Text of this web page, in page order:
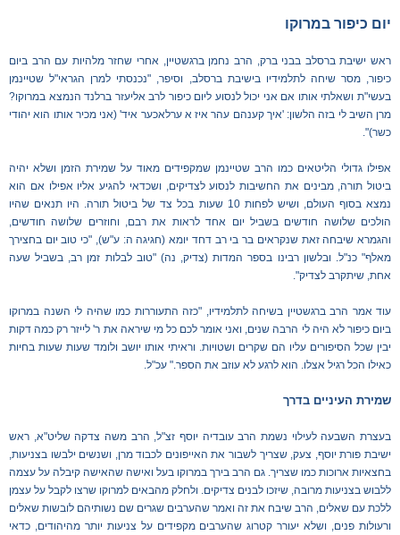
יום כיפור במרוקו
ראש ישיבת ברסלב בבני ברק, הרב נחמן ברגשטיין, אחרי שחזר מלהיות עם הרב ביום
כיפור, מסר שיחה לתלמידיו בישיבת ברסלב, וסיפר, "נכנסתי למרן הגראי"ל שטיינמן
בעשי"ת ושאלתי אותו אם אני יכול לנסוע ליום כיפור לרב אליעזר ברלנד הנמצא במרוקו?
מרן השיב לי בזה הלשון: 'איך קענהם עהר איז א ערלאכער איד' (אני מכיר אותו הוא יהודי
כשר)".
אפילו גדולי הליטאים כמו הרב שטיינמן שמקפידים מאוד על שמירת הזמן ושלא יהיה
ביטול תורה, מבינים את החשיבות לנסוע לצדיקים, ושכדאי להגיע אליו אפילו אם הוא
נמצא בסוף העולם, ושיש לפחות 10 שעות בכל צד של ביטול תורה. היו תנאים שהיו
הולכים שלושה חודשים בשביל יום אחד לראות את רבם, וחוזרים שלושה חודשים,
והגמרא שיבחה זאת שנקראים בר בי רב דחד יומא (חגיגה ה: ע"ש), "כי טוב יום בחצירך
מאלף" כנ"ל. ובלשון רבינו בספר המדות (צדיק, נה) "טוב לבלות זמן רב, בשביל שעה
אחת, שיתקרב לצדיק".
עוד אמר הרב ברגשטיין בשיחה לתלמידיו, "כזה התעוררות כמו שהיה לי השנה במרוקו
ביום כיפור לא היה לי הרבה שנים, ואני אומר לכם כל מי שיראה את ר' לייזר רק כמה דקות
יבין שכל הסיפורים עליו הם שקרים ושטויות. וראיתי אותו יושב ולומד שעות שעות בחיות
כאילו הכל רגיל אצלו. הוא לרגע לא עוזב את הספר." עכ"ל.
שמירת העיניים בדרך
בעצרת השבעה לעילוי נשמת הרב עובדיה יוסף זצ"ל, הרב משה צדקה שליט"א, ראש
ישיבת פורת יוסף, צעק, שצריך לשבור את האייפונים לכבוד מרן, ושנשים ילבשו בצניעות,
בחצאיות ארוכות כמו שצריך. גם הרב בירך במרוקו בעל ואישה שהאישה קיבלה על עצמה
ללבוש בצניעות מרובה, שיזכו לבנים צדיקים. ולחלק מהבאים למרוקו שרצו לקבל על עצמן
ללכת עם שאלים, הרב שיבח את זה ואמר שהערבים שגרים שם נשותיהם לובשות שאלים
ורעולות פנים, ושלא יעורר קטרוג שהערבים מקפידים על צניעות יותר מהיהודים, כדאי